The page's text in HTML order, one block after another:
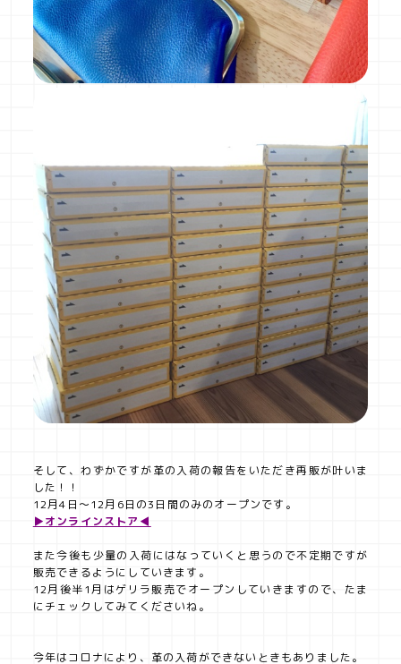
そして、わずかですが革の入荷の報告をいただき再販が叶いま
した！！
12月4日～12月6日の3日間のみのオープンです。
▶オンラインストア◀
また今後も少量の入荷にはなっていくと思うので不定期ですが
販売できるようにしていきます。
12月後半1月はゲリラ販売でオープンしていきますので、たま
にチェックしてみてくださいね。
今年はコロナにより、革の入荷ができないときもありました。